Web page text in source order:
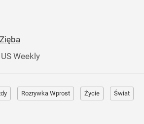
US Weekly
Rozrywka Wprost Życie Świat